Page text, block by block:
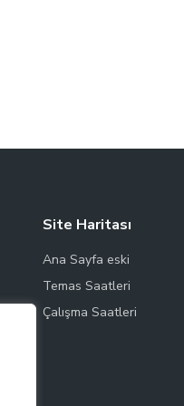
Site Haritası
Ana Sayfa eski
Temas Saatleri
Çalışma Saatleri